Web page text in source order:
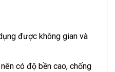
được không gian và
có độ bền cao, chống